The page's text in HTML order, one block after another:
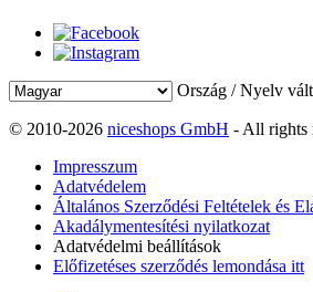
Ország / Nyelv
© 2010-2026 niceshops GmbH - All rights
Impresszum
Adatvédelem
Általános Szerződési Feltételek és
Akadálymentesítési nyilatkozat
Adatvédelmi beállítások
Előfizetéses szerződés lemondása itt